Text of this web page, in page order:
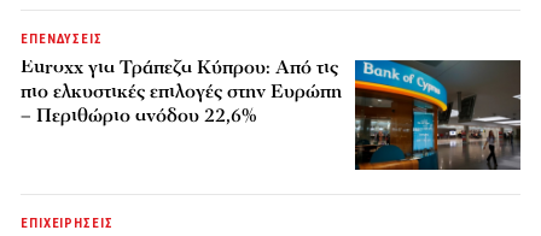
ΕΠΕΝΔΥΣΕΙΣ
Euroxx για Τράπεζα Κύπρου: Από τις
πιο ελκυστικές επιλογές στην Ευρώπη
– Περιθώριο ανόδου 22,6%
ΕΠΙΧΕΙΡΗΣΕΙΣ